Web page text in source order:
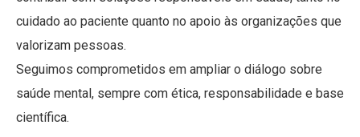
cuidado ao paciente quanto no apoio às organizações que
valorizam pessoas.
Seguimos comprometidos em ampliar o diálogo sobre
saúde mental, sempre com ética, responsabilidade e base
científica.